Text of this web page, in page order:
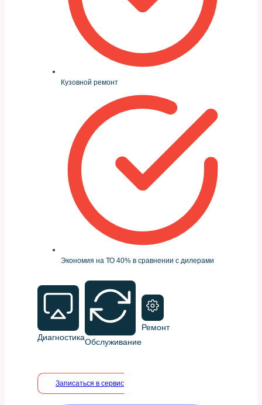
Кузовной ремонт
Экономия на ТО 40% в сравнении с дилерами
ДиагностикаОбслуживание
Ремонт
Записаться в сервис